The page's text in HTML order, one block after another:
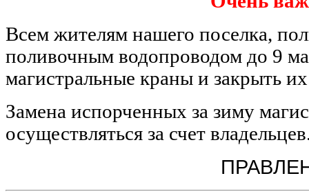
Всем жителям нашего поселка,
поливочным водопроводом до 9
магистральные краны и закрыть
Замена испорченных за зиму
осуществляться за счет